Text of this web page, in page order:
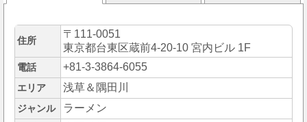
住所
〒111-0051
東京都台東区蔵前4-20-10 宮内ビル 1F
電話 +81-3-3864-6055
エリア 浅草＆隅田川
ジャンル ラーメン